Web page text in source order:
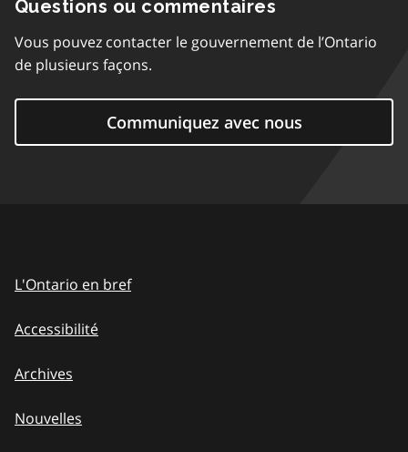
Questions ou commentaires
Vous pouvez contacter le gouvernement de l’Ontario
de plusieurs façons.
Communiquez avec nous
L'Ontario en bref
Accessibilité
Archives
Nouvelles